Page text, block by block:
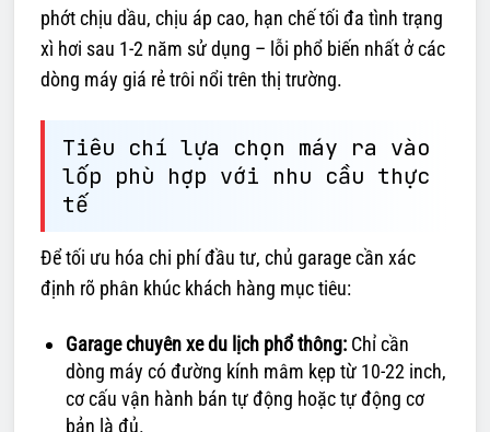
phớt chịu dầu, chịu áp cao, hạn chế tối đa tình trạng
xì hơi sau 1-2 năm sử dụng – lỗi phổ biến nhất ở các
dòng máy giá rẻ trôi nổi trên thị trường.
Tiêu chí lựa chọn máy ra vào
lốp phù hợp với nhu cầu thực
tế
Để tối ưu hóa chi phí đầu tư, chủ garage cần xác
định rõ phân khúc khách hàng mục tiêu:
Garage chuyên xe du lịch phổ thông: Chỉ cần
dòng máy có đường kính mâm kẹp từ 10-22 inch,
cơ cấu vận hành bán tự động hoặc tự động cơ
bản là đủ.